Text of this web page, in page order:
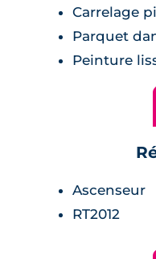
pré-équipement
terrasses,
comme extérieur,
grande baie-
de l'intérieur et
menuiserie en
Une
Carrelage
Parquet
Peinture
Ascenseur
RT2012